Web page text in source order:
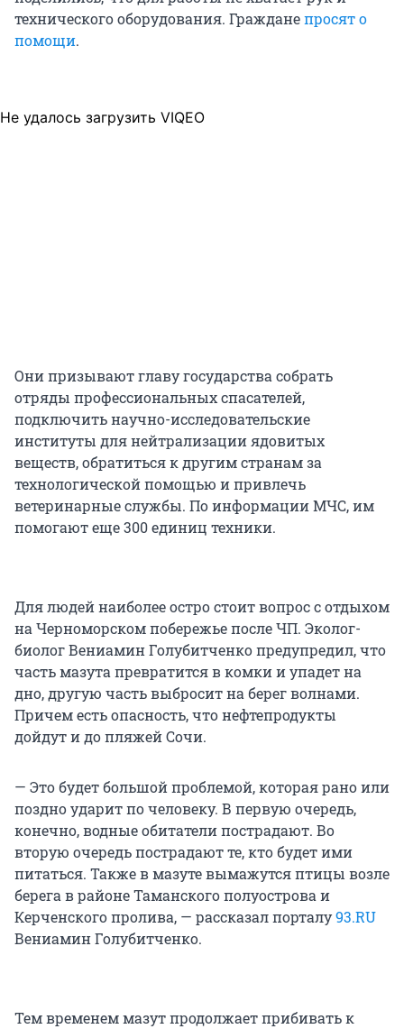
технического оборудования. Гражданепросят о
помощи.
Не удалось загрузить VIQEO
Они призывают главу государства собрать
отряды профессиональных спасателей,
подключить научно-исследовательские
институты для нейтрализации ядовитых
веществ, обратиться к другим странам за
технологической помощью и привлечь
ветеринарные службы. По информации МЧС, им
помогают еще 300 единиц техники.
Для людей наиболее остро стоит вопрос с отдыхом
на Черноморском побережье после ЧП. Эколог-
биолог Вениамин Голубитченко предупредил, что
часть мазута превратится в комки и упадет на
дно, другую часть выбросит на берег волнами.
Причем есть опасность, что нефтепродукты
дойдут и до пляжей Сочи.
— Это будет большой проблемой, которая рано или
поздно ударит по человеку. В первую очередь,
конечно, водные обитатели пострадают. Во
вторую очередь пострадают те, кто будет ими
питаться. Также в мазуте вымажутся птицы возле
берега в районе Таманского полуострова и
Керченского пролива, — рассказал порталу93.RU
Вениамин Голубитченко.
Тем временем мазут продолжает прибивать к